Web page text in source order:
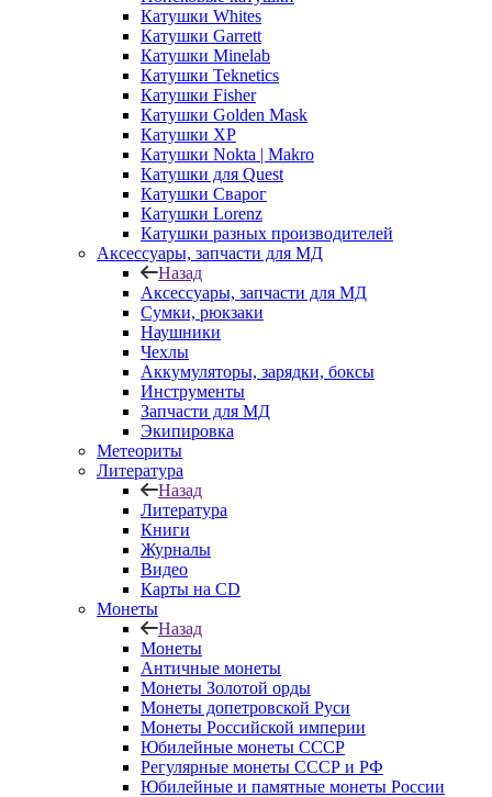
Катушки Whites
Катушки Garrett
Катушки Minelab
Катушки Teknetics
Катушки Fisher
Катушки Golden Mask
Катушки XP
Катушки Nokta | Makro
Катушки для Quest
Катушки Сварог
Катушки Lorenz
Катушки разных производителей
Аксессуары, запчасти для МД
Назад
Аксессуары, запчасти для МД
Сумки, рюкзаки
Наушники
Чехлы
Аккумуляторы, зарядки, боксы
Инструменты
Запчасти для МД
Экипировка
Метеориты
Литература
Назад
Литература
Книги
Журналы
Видео
Карты на CD
Монеты
Назад
Монеты
Античные монеты
Монеты Золотой орды
Монеты допетровской Руси
Монеты Российской империи
Юбилейные монеты СССР
Регулярные монеты СССР и РФ
Юбилейные и памятные монеты России